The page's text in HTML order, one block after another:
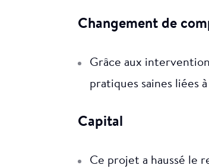
Changement de
Grâce aux
pratiques saines liées à
Capital
Ce projet a haussé le